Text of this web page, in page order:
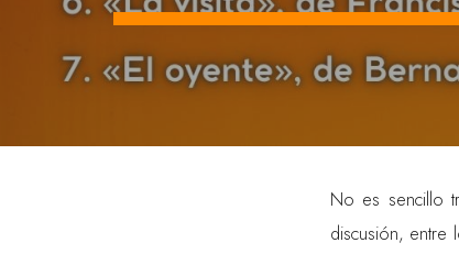
No es sencillo
discusión, entre